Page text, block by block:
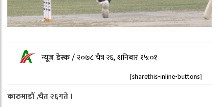
न्यूज डेस्क/२०७८ चैत्र २६, शनिबार १५:०१
[sharethis-inline-buttons]
काठमाडौं ,चैत २६गते ।